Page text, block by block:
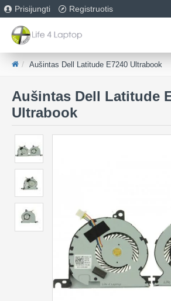
Prisijungti Registruotis
Aušintas Dell Latitude E7240 Ultrabook
Aušintas Dell Latitude
Ultrabook